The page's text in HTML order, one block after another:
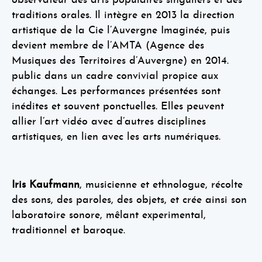
traditions orales. Il intègre en 2013 la direction
artistique de la Cie l’Auvergne Imaginée, puis
devient membre de l’AMTA (Agence des
Musiques des Territoires d’Auvergne) en 2014.
public dans un cadre convivial propice aux
échanges. Les performances présentées sont
inédites et souvent ponctuelles. Elles peuvent
allier l’art vidéo avec d’autres disciplines
artistiques, en lien avec les arts numériques.
Iris Kaufmann, musicienne et ethnologue, récolte
des sons, des paroles, des objets, et crée ainsi son
laboratoire sonore, mêlant experimental,
traditionnel et baroque.